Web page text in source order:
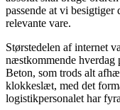
passende at vi besigtiger
relevante vare.
Størstedelen af internet
næstkommende hverdag
Beton, som trods alt
klokkeslæt, med det
logistikpersonalet har